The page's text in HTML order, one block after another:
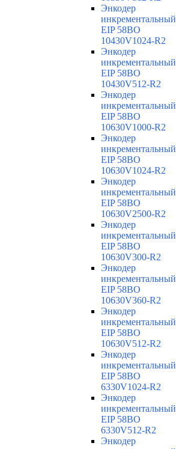
Энкодер
инкрементальный
EIP 58BO
10430V1024-R2
Энкодер
инкрементальный
EIP 58BO
10430V512-R2
Энкодер
инкрементальный
EIP 58BO
10630V1000-R2
Энкодер
инкрементальный
EIP 58BO
10630V1024-R2
Энкодер
инкрементальный
EIP 58BO
10630V2500-R2
Энкодер
инкрементальный
EIP 58BO
10630V300-R2
Энкодер
инкрементальный
EIP 58BO
10630V360-R2
Энкодер
инкрементальный
EIP 58BO
10630V512-R2
Энкодер
инкрементальный
EIP 58BO
6330V1024-R2
Энкодер
инкрементальный
EIP 58BO
6330V512-R2
Энкодер